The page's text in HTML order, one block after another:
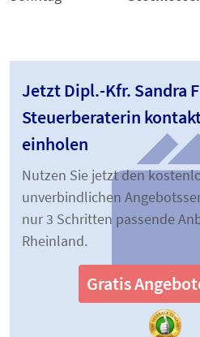
Jetzt Dipl.-Kfr. Sandra
Steuerberaterin
einholen
Nutzen Sie jetzt den
unverbindlichen
nur 3 Schritten passende
Rheinland.
Gratis